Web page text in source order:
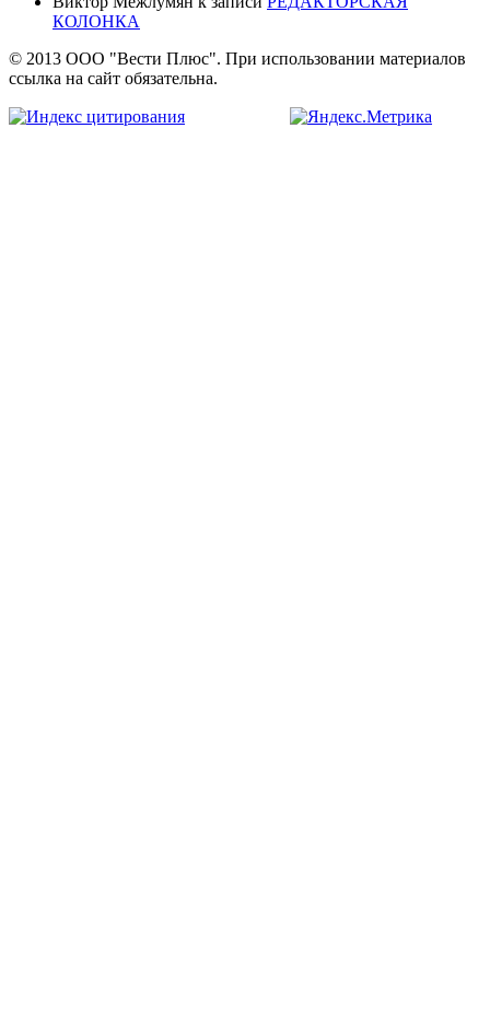
КОЛОНКА
© 2013 ООО "Вести Плюс". При использовании материалов
ссылка на сайт обязательна.